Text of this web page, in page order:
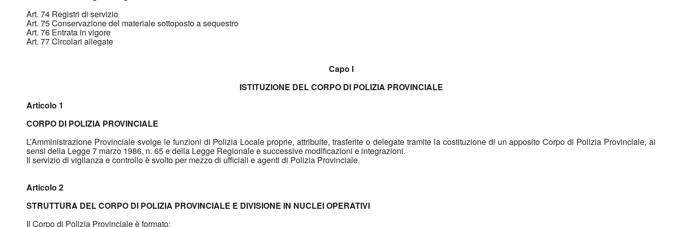
Art. 74 Registri di servizio
Art. 75 Conservazione del materiale sottoposto a sequestro
Art. 76 Entrata in vigore
Art. 77 Circolari allegate
Capo I
ISTITUZIONE DEL CORPO DI POLIZIA PROVINCIALE
Articolo 1
CORPO DI POLIZIA PROVINCIALE
L’Amministrazione Provinciale svolge le funzioni di Polizia Locale proprie, attribuite, trasferite o delegate tramite la costituzione di un apposito Corpo di Polizia Provinciale, ai
sensi della Legge 7 marzo 1986, n. 65 e della Legge Regionale e successive modificazioni e integrazioni.
Il servizio di vigilanza e controllo è svolto per mezzo di ufficiali e agenti di Polizia Provinciale.
Articolo 2
STRUTTURA DEL CORPO DI POLIZIA PROVINCIALE E DIVISIONE IN NUCLEI OPERATIVI
Il Corpo di Polizia Provinciale è formato: